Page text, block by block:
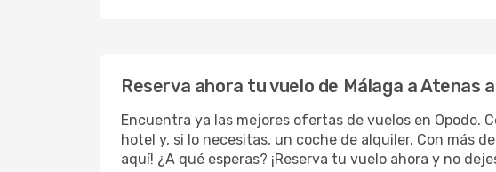
Reserva ahora tu vuelo de Málaga a Atenas
Encuentra ya las mejores ofertas de vuelos en Opodo.
hotel y, si lo necesitas, un coche de alquiler. Con más
aquí! ¿A qué esperas? ¡Reserva tu vuelo ahora y no